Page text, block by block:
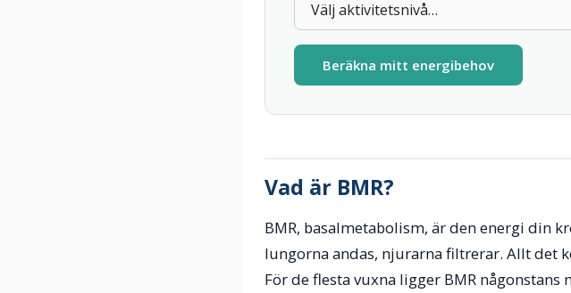
Beräkna mitt energibehov
Vad är BMR?
BMR, basalmetabolism, är den energi din
lungorna andas, njurarna filtrerar. Allt det
För de flesta vuxna ligger BMR